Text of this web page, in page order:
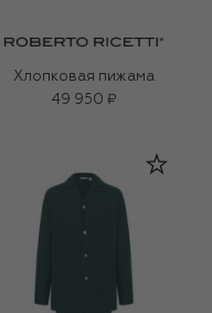
Хлопковая пижама
49 950 ₽